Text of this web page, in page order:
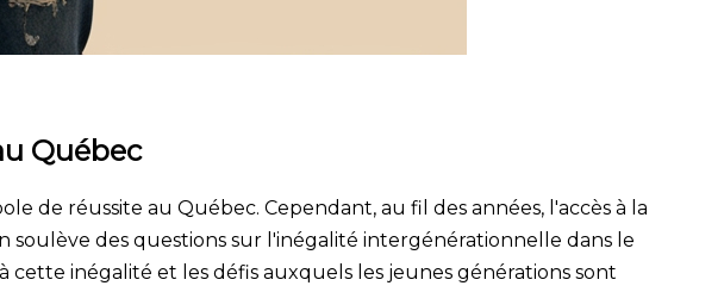
Québec
de réussite au Québec. Cependant, au fil des années, l'accès à la
des questions sur l'inégalité intergénérationnelle dans le
inégalité et les défis auxquels les jeunes générations sont